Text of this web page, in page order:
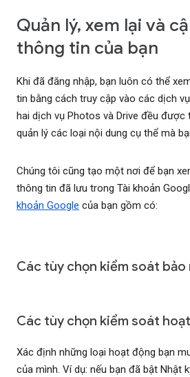
Quản lý, xem lại và
thông tin của bạn
Khi đã đăng nhập, bạn luôn có thể
tin bằng cách truy cập vào các dịch
hai dịch vụ Photos và Drive đều được
quản lý các loại nội dung cụ thể mà
Chúng tôi cũng tạo một nơi để bạn
thông tin đã lưu trong Tài khoản
khoản Google của bạn gồm có:
Các tùy chọn kiểm soát bảo
Các tùy chọn kiểm soát
Xác định những loại hoạt động bạn
của mình. Ví dụ: nếu bạn đã bật Nhật